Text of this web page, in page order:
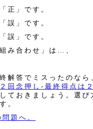
正」です。
誤」です。
誤」です。
み合わせ」は…、
解答でミスったのなら
回念押し‐最終得点は
ておきましょう。選び
。
題へ。